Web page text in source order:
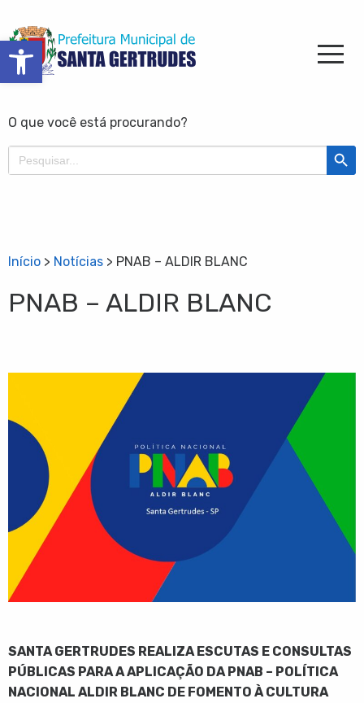
Barra de Ferramentas Aberta
O que você está procurando?
Search
for:
Search
Início > Notícias > PNAB – ALDIR BLANC
PNAB – ALDIR BLANC
SANTA GERTRUDES REALIZA ESCUTAS E CONSULTAS
PÚBLICAS PARA A APLICAÇÃO DA PNAB – POLÍTICA
NACIONAL ALDIR BLANC DE FOMENTO À CULTURA